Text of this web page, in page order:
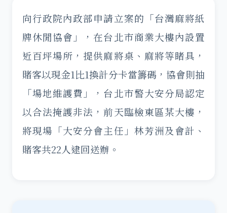
向行政院內政部申請立案的「台灣麻將紙
牌休閒協會」，在台北市商業大樓內設置
近百坪場所，提供麻將桌、麻將等睹具，
賭客以現金1比1換計分卡當籌碼，協會則抽
「場地維護費」，台北市警大安分局認定
以合法掩護非法，前天臨檢東區某大樓，
將現場「大安分會主任」林芳洲及會計、
賭客共22人逮回送辦。